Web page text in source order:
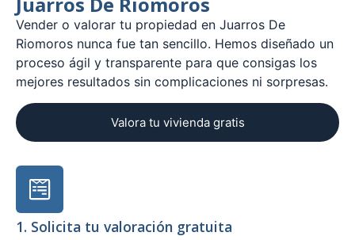
Vender o valorar tu propiedad en Juarros De
Riomoros nunca fue tan sencillo. Hemos diseñado un
proceso ágil y transparente para que consigas los
mejores resultados sin complicaciones ni sorpresas.
Valora tu vivienda gratis
1. Solicita tu valoración gratuita